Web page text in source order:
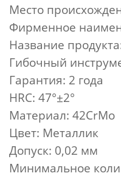
Место
Фирменное
Название
Гибочный
Гарантия: 2 года
HRC: 47°±2°
Материал: 42CrMo
Цвет: Металлик
Допуск: 0,02 мм
Минимальное